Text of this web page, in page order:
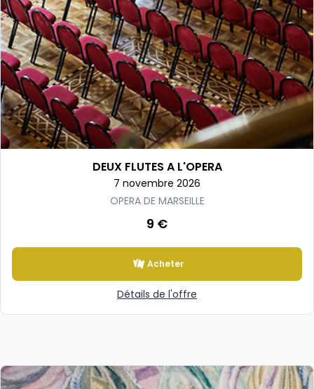
DEUX FLUTES A L'OPERA
7 novembre 2026
OPERA DE MARSEILLE
9 €
Acheter
Détails de l'offre